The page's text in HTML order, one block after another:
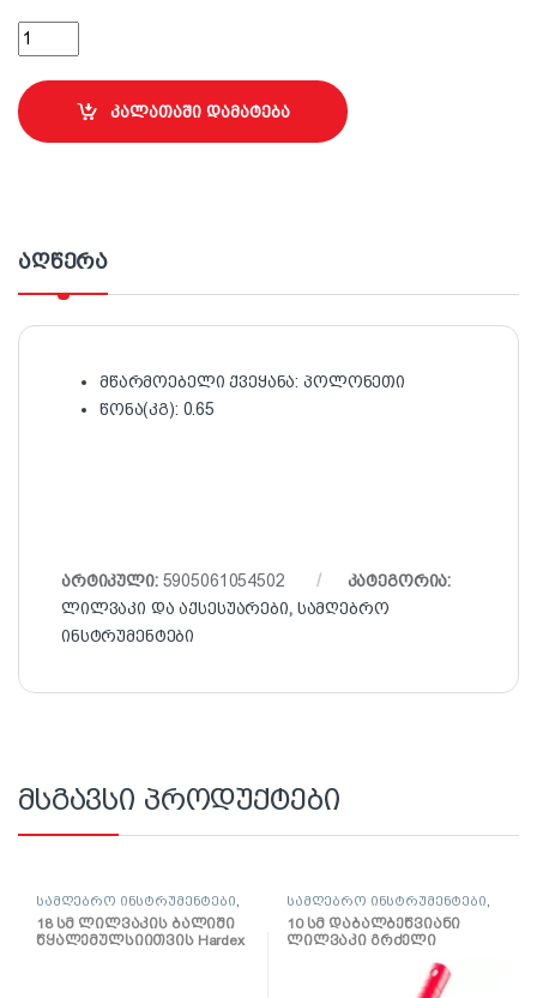
თვითსწორებადი იატაკის ლილვაკი სახელურით quantity
კალათაში დამატება
აღწერა
მწარმოებელი ქვეყანა: პოლონეთი
წონა(კგ): 0.65
არტიკული: 5905061054502
კატეგორია:
ლილვაკი და აქსესუარები, სამღებრო
ინსტრუმენტები
მსგავსი პროდუქტები
სამღებრო ინსტრუმენტები
ლილვაკი და აქსესუარები
18 სმ ლილვაკის ბალიში
წყალემულსიითვის Hardex
სამღებრო ინსტრუმენტები
ლილვაკი და აქსესუარები
10 სმ დაბალბეწვიანი
ლილვაკი გრძელი